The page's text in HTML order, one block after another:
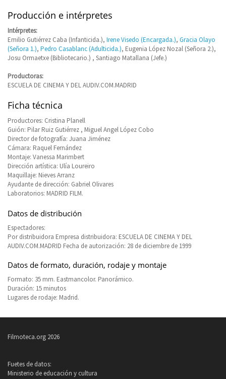
Producción e intérpretes
Intérpretes:
Emilio Gutiérrez Caba (Infanticida.), Irene Visedo (Encargada.), Gracia Olayo
(Señora 1.), Pedro Casablanc (Adulticida.), Eugenia López Nozal (Señora 2.),
Josu Ormaetxe (Bibliotecario.) , Santiago Matallana (Jefe.)
Productoras:
ESCUELA DE CINEMA Y DEL AUDIV.COM.MADRID
Ficha técnica
Productores: Cristina Planell
Guión: Pilar Ruiz Gutiérrez , Miguel Angel López Cobo
Director de fotografía: Juana Jiménez
Cámara: Raquel Fernández
Montaje: Vanessa Marimbert
Dirección artística: Ulía Loureiro
Maquillaje: Nieves Arranz
Ayudante de dirección: Gabriel Olivares
Laboratorios: MADRID FILM.
Datos de distribución
Espectadores:
Por distribuidora Empresa distribuidora: ESCUELA DE CINEMA Y DEL
AUDIV.COM.MADRID Fecha de autorización: 28 de diciembre de 1999
Datos de formato, duración, rodaje y montaje
Formato: 35 mm. Eastmancolor. Panorámico.
Duración: 15 minutos
Lugares de rodaje: Madrid.
Filmoteca.org 2026
Fuetes de datos:
Ministerio de educación y cultura